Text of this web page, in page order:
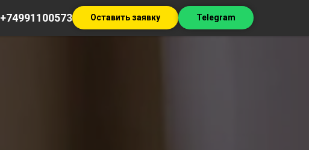
+74991100573 Оставить заявку Telegram